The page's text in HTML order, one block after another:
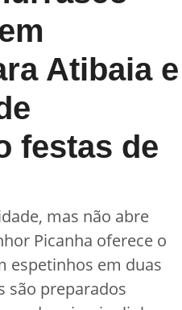
Atibaia e
festas de
mas não abre
Picanha oferece o
espetinhos em duas
são preparados